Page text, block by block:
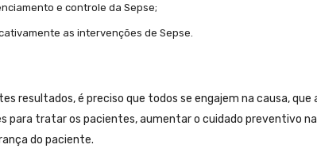
e controle da Sepse;
as intervenções de Sepse.
resultados, é preciso que todos se engajem na causa,
para tratar os pacientes, aumentar o cuidado preventivo
do paciente.